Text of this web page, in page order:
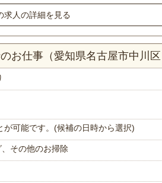
求人の詳細を見る
お仕事（愛知県名古屋市中川
可能です。(候補の日時から選択)
その他のお掃除